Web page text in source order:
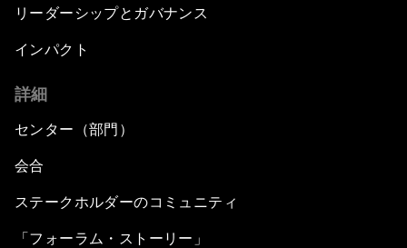
リーダーシップとガバナンス
インパクト
詳細
センター（部門）
会合
ステークホルダーのコミュニティ
「フォーラム・ストーリー」